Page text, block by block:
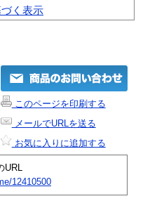
く表示
このページを印刷する
メールでURLを送る
お気に入りに追加する
12410500